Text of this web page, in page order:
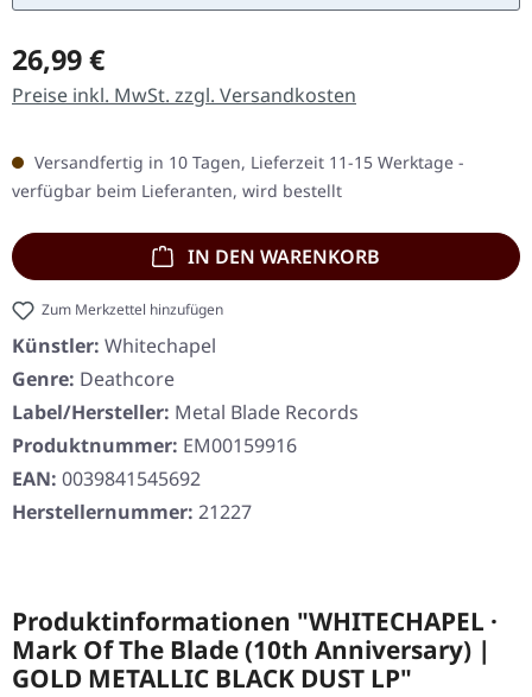
Regulärer Preis:
26,99 €
Preise inkl. MwSt. zzgl. Versandkosten
Versandfertig in 10 Tagen, Lieferzeit 11-15 Werktage -
verfügbar beim Lieferanten, wird bestellt
IN DEN WARENKORB
Zum Merkzettel hinzufügen
Künstler: Whitechapel
Genre: Deathcore
Label/Hersteller: Metal Blade Records
Produktnummer: EM00159916
EAN: 0039841545692
Herstellernummer: 21227
Produktinformationen "WHITECHAPEL ·
Mark Of The Blade (10th Anniversary) |
GOLD METALLIC BLACK DUST LP"